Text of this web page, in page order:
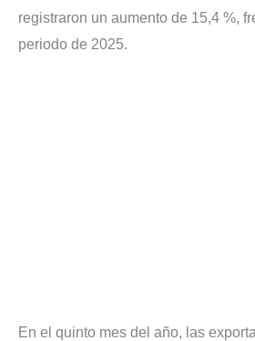
registraron un aumento de 15,4 %,
periodo de 2025.
En el quinto mes del año, las